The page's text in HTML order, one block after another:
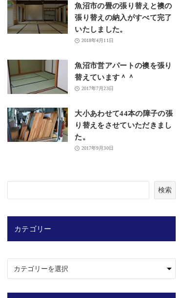
魚沼市の畳の張り替えと襖の
張り替えの納入がすべて完了
いたしました。
2018年4月11日
魚沼市営アパートの襖を張り
替えています＾＾
2017年7月23日
大小あわせて44本の障子の張
り替えをさせていただきまし
た。
2017年9月30日
索
検索
カテゴリー